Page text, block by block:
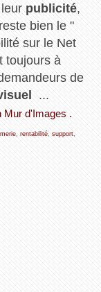
publicité,
bien le "
sur le Net
toujours à
de
...
Mur d'Images .
, rentabilité, support,